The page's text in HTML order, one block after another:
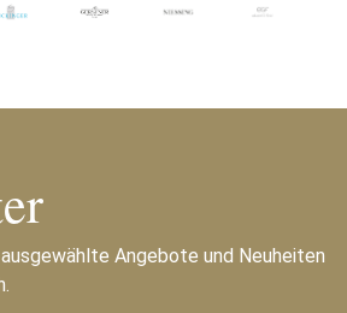
Angebote und Neuheiten